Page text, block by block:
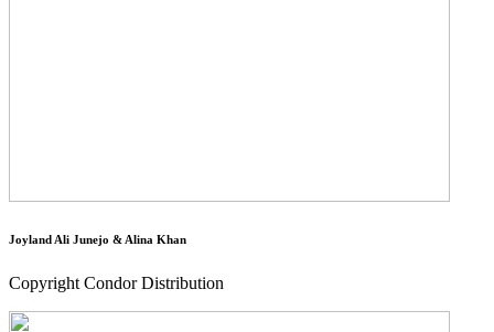
Joyland Ali Junejo & Alina Khan
Copyright Condor Distribution